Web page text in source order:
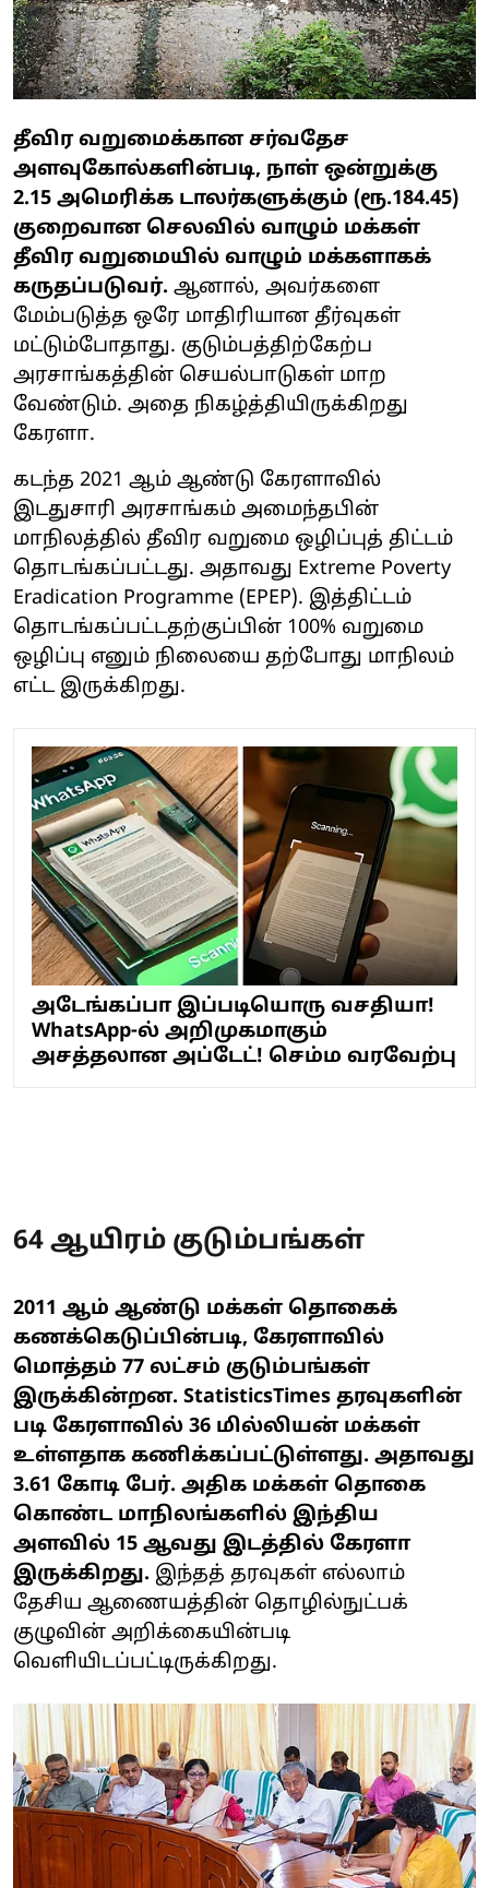
தீவிர வறுமைக்கான சர்வதேச
அளவுகோல்களின்படி, நாள் ஒன்றுக்கு
2.15 அமெரிக்க டாலர்களுக்கும் (ரூ.184.45)
குறைவான செலவில் வாழும் மக்கள்
தீவிர வறுமையில் வாழும் மக்களாகக்
கருதப்படுவர். ஆனால், அவர்களை
மேம்படுத்த ஒரே மாதிரியான தீர்வுகள்
மட்டும்போதாது. குடும்பத்திற்கேற்ப
அரசாங்கத்தின் செயல்பாடுகள் மாற
வேண்டும். அதை நிகழ்த்தியிருக்கிறது
கேரளா.
கடந்த 2021 ஆம் ஆண்டு கேரளாவில்
இடதுசாரி அரசாங்கம் அமைந்தபின்
மாநிலத்தில் தீவிர வறுமை ஒழிப்புத் திட்டம்
தொடங்கப்பட்டது. அதாவது Extreme Poverty
Eradication Programme (EPEP). இத்திட்டம்
தொடங்கப்பட்டதற்குப்பின் 100% வறுமை
ஒழிப்பு எனும் நிலையை தற்போது மாநிலம்
எட்ட இருக்கிறது.
அடேங்கப்பா இப்படியொரு வசதியா!
WhatsApp-ல் அறிமுகமாகும்
அசத்தலான அப்டேட்! செம்ம வரவேற்பு
64 ஆயிரம் குடும்பங்கள்
2011 ஆம் ஆண்டு மக்கள் தொகைக்
கணக்கெடுப்பின்படி, கேரளாவில்
மொத்தம் 77 லட்சம் குடும்பங்கள்
இருக்கின்றன. StatisticsTimes தரவுகளின்
படி கேரளாவில் 36 மில்லியன் மக்கள்
உள்ளதாக கணிக்கப்பட்டுள்ளது. அதாவது
3.61 கோடி பேர். அதிக மக்கள் தொகை
கொண்ட மாநிலங்களில் இந்திய
அளவில் 15 ஆவது இடத்தில் கேரளா
இருக்கிறது. இந்தத் தரவுகள் எல்லாம்
தேசிய ஆணையத்தின் தொழில்நுட்பக்
குழுவின் அறிக்கையின்படி
வெளியிடப்பட்டிருக்கிறது.